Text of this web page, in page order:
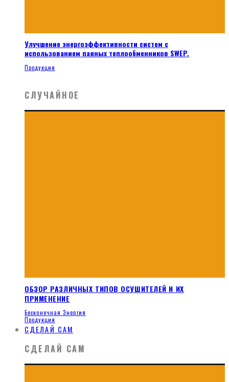
Улучшение энергоэффективности систем с
использованием паяных теплообменников SWEP.
Продукция
СЛУЧАЙНОЕ
ОБЗОР РАЗЛИЧНЫХ ТИПОВ ОСУШИТЕЛЕЙ И ИХ
ПРИМЕНЕНИЕ
Бесконечная Энергия
Продукция
СДЕЛАЙ САМ
СДЕЛАЙ САМ